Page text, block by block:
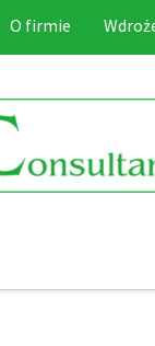
O firmie